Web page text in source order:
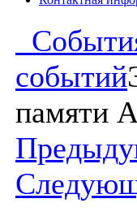
событий
памяти